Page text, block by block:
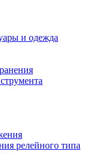
и одежда
релейного типа